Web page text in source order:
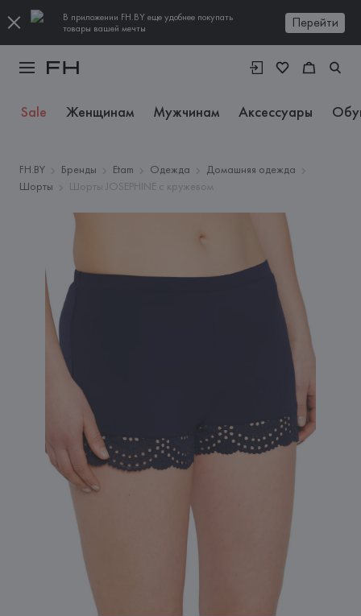
В приложении FH.BY еще удобнее покупать
товары вашей мечты
Перейти
Sale Женщинам Мужчинам Аксессуары
FH.BY Бренды Etam Одежда
Домашняя одежда
Шорты
Шорты JOSEPHINE с кружевом